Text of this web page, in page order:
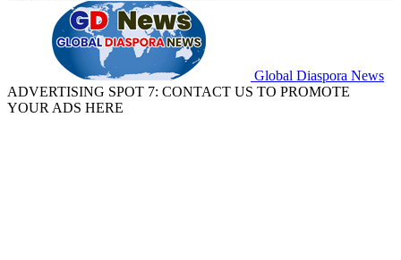
Global Diaspora News
ADVERTISING SPOT 7: CONTACT US TO PROMOTE
YOUR ADS HERE